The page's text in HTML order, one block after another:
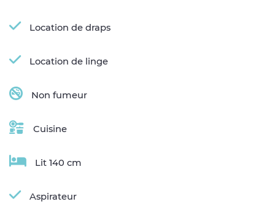
Location de draps
Location de linge
Non fumeur
Cuisine
Lit 140 cm
Aspirateur